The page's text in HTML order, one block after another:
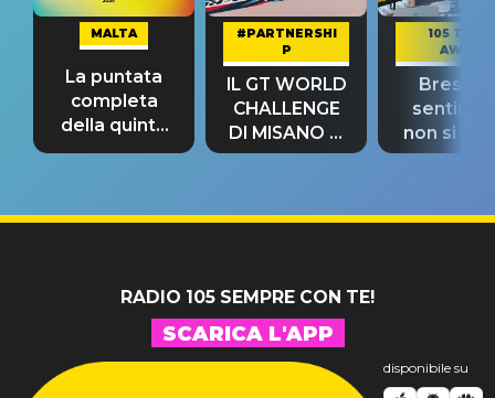
MALTA
La puntata
completa
della quinta
tappa
#PARTNERSHI
P
IL GT WORLD
CHALLENGE
DI MISANO si
riconferma
105 TAKE
AWAY
Bresh:
non si
fino alla
RADIO 105 SEMPRE CON TE!
SCARICA L'APP
disponibile su